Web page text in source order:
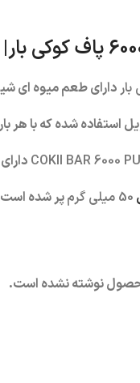
دارای طعم میوه ای
استفاده شده که با هر
COKII BAR 6000 دارای باتری 650
50 میلی گرم پر شده
نوشته نشده است.